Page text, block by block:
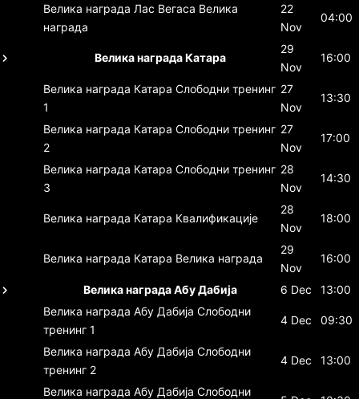
Велика награда Лас Вегаса Велика
награда
22
Nov
04:00
Велика награда Катара
29
Nov
16:00
Велика награда Катара Слободни тренинг
1
27
Nov
13:30
Велика награда Катара Слободни тренинг
2
27
Nov
17:00
Велика награда Катара Слободни тренинг
3
28
Nov
14:30
Велика награда Катара Квалификације
28
Nov
18:00
Велика награда Катара Велика награда
29
Nov
16:00
Велика награда Абу Дабија 6 Dec
13:00
Велика награда Абу Дабија Слободни
тренинг 1
4 Dec 09:30
Велика награда Абу Дабија Слободни
тренинг 2
4 Dec 13:00
Велика награда Абу Дабија Слободни